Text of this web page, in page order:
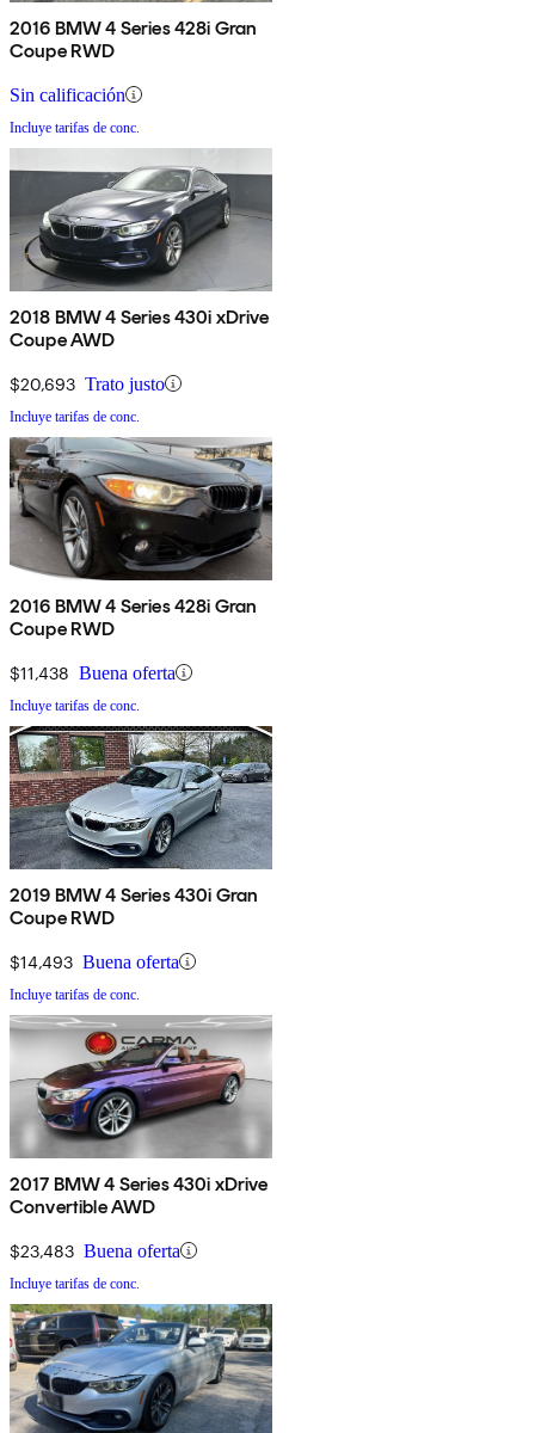
2016 BMW 4 Series 428i Gran
Coupe RWD
Sin calificación
Incluye tarifas de conc.
2018 BMW 4 Series 430i xDrive
Coupe AWD
$20,693 Trato justo
Incluye tarifas de conc.
2016 BMW 4 Series 428i Gran
Coupe RWD
$11,438 Buena oferta
Incluye tarifas de conc.
2019 BMW 4 Series 430i Gran
Coupe RWD
$14,493 Buena oferta
Incluye tarifas de conc.
2017 BMW 4 Series 430i xDrive
Convertible AWD
$23,483 Buena oferta
Incluye tarifas de conc.